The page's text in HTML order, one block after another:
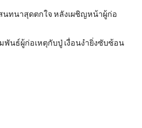
นทนาสุดตกใจ หลังเผชิญหน้าผู้ก่อ
พันธ์ผู้ก่อเหตุกับปู่ เงื่อนงำยิ่งซับซ้อน